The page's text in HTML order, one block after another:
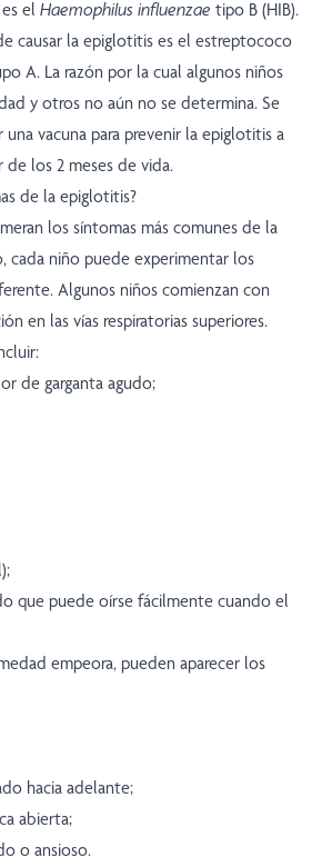
el Haemophilus influenzae tipo B (HIB).
causar la epiglotitis es el estreptococo
A. La razón por la cual algunos niños
y otros no aún no se determina. Se
vacuna para prevenir la epiglotitis a
los 2 meses de vida.
de la epiglotitis?
los síntomas más comunes de la
cada niño puede experimentar los
Algunos niños comienzan con
en las vías respiratorias superiores.
de garganta agudo;
que puede oírse fácilmente cuando el
empeora, pueden aparecer los
hacia adelante;
abierta;
o ansioso.